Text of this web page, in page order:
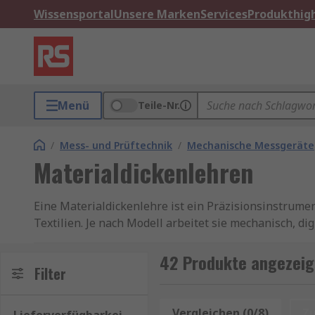
WissensportalUnsere MarkenServices
Menü Teile-Nr.
/ Mess- und Prüftechnik / Mechanische Messgeräte
Materialdickenlehren
Eine Materialdickenlehre ist ein
Textilien. Je nach Modell arbeitet sie mechanisch,
RS PRObezogen. Ratgeber
Textilien. Je nach Modell arbeitet sie mechanisch,
Filter 42 Produkte